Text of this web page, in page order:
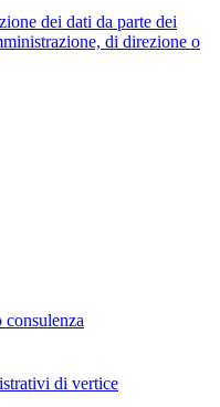
dei dati da parte dei
di direzione o
di vertice